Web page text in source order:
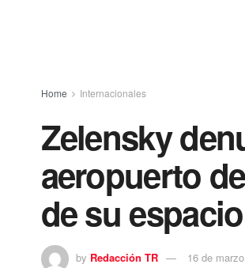
Home Internacionales
Zelensky
aeropuerto
de su
by Redacción TR 16 de